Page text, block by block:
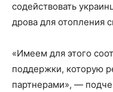
содействовать
дрова для отопления
«Имеем для этого
поддержки, которую
партнерами», —